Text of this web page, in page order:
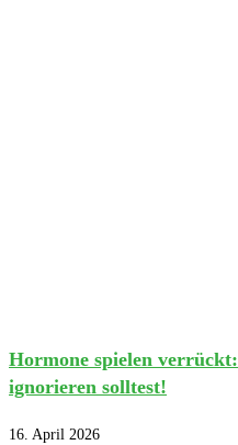
Hormone spielen
ignorieren solltest!
16. April 2026